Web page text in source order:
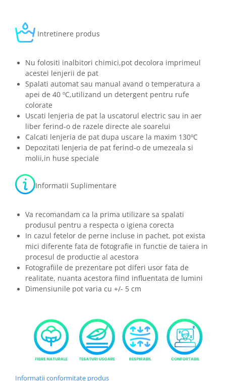
Intretinere produs
Nu folositi inalbitori chimici,pot decolora imprimeul
acestei lenjerii de pat
Spalati automat sau manual avand o temperatura a
apei de 40 ºC,utilizand un detergent pentru rufe
colorate
Uscati lenjeria de pat la uscatorul electric sau in aer
liber ferind-o de razele directe ale soarelui
Calcati lenjeria de pat dupa uscare la maxim 130ºC
Depozitati lenjeria de pat ferind-o de umezeala si
molii,in huse speciale
Informatii Suplimentare
Va recomandam ca la prima utilizare sa spalati
produsul pentru a respecta o igiena corecta
In cazul fetelor de perne incluse in pachet, pot exista
mici diferente fata de fotografie in functie de taiera in
procesul de productie al acestora
Fotografiile de prezentare pot diferi usor fata de
realitate, nuanta acestora fiind influentata de lumini
Dimensiunile pot varia cu +/- 5 cm
Informatii conformitate produs